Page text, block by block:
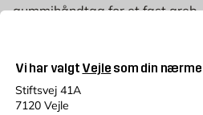
Vi har valgt Vejle som din
Stiftsvej 41A
7120 Vejle
gummihåndtag for et fast greb.
Vejle
Vælg en alternativ for at se
Se saldo i andre butikker